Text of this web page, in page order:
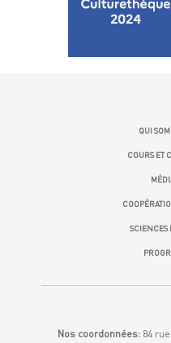
QUI
COURS ET
SCIENCES
Nos coordonnées:84 rue